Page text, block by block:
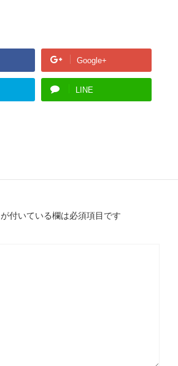
Google+
LINE
が付いている欄は必須項目です